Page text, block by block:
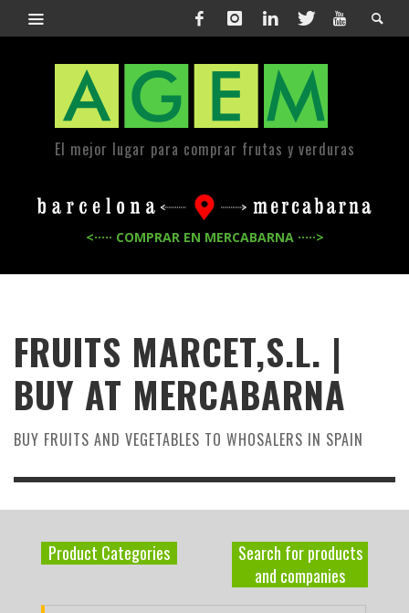
El mejor lugar para comprar frutas y verduras
<····· COMPRAR EN MERCABARNA ·····>
FRUITS MARCET,S.L. |
BUY AT MERCABARNA
BUY FRUITS AND VEGETABLES TO WHOSALERS IN SPAIN
Product Categories
Search for products
and companies